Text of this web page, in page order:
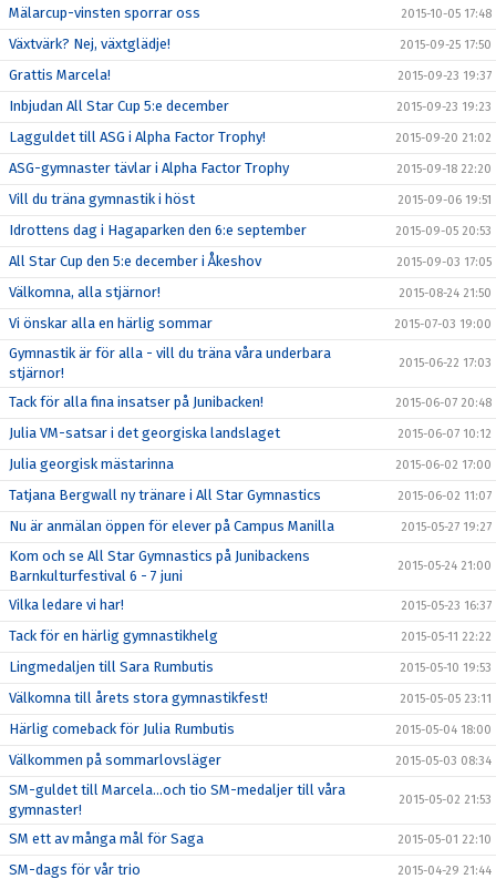
Mälarcup-vinsten sporrar oss 2015-10-05 17:48
Växtvärk? Nej, växtglädje! 2015-09-25 17:50
Grattis Marcela! 2015-09-23 19:37
Inbjudan All Star Cup 5:e december 2015-09-23 19:23
Lagguldet till ASG i Alpha Factor Trophy! 2015-09-20 21:02
ASG-gymnaster tävlar i Alpha Factor Trophy 2015-09-18 22:20
Vill du träna gymnastik i höst 2015-09-06 19:51
Idrottens dag i Hagaparken den 6:e september 2015-09-05 20:53
All Star Cup den 5:e december i Åkeshov 2015-09-03 17:05
Välkomna, alla stjärnor! 2015-08-24 21:50
Vi önskar alla en härlig sommar 2015-07-03 19:00
Gymnastik är för alla - vill du träna våra underbara
stjärnor!
2015-06-22 17:03
Tack för alla fina insatser på Junibacken! 2015-06-07 20:48
Julia VM-satsar i det georgiska landslaget 2015-06-07 10:12
Julia georgisk mästarinna 2015-06-02 17:00
Tatjana Bergwall ny tränare i All Star Gymnastics 2015-06-02 11:07
Nu är anmälan öppen för elever på Campus Manilla 2015-05-27 19:27
Kom och se All Star Gymnastics på Junibackens
Barnkulturfestival 6 - 7 juni
2015-05-24 21:00
Vilka ledare vi har! 2015-05-23 16:37
Tack för en härlig gymnastikhelg 2015-05-11 22:22
Lingmedaljen till Sara Rumbutis 2015-05-10 19:53
Välkomna till årets stora gymnastikfest! 2015-05-05 23:11
Härlig comeback för Julia Rumbutis 2015-05-04 18:00
Välkommen på sommarlovsläger 2015-05-03 08:34
SM-guldet till Marcela...och tio SM-medaljer till våra
gymnaster!
2015-05-02 21:53
SM ett av många mål för Saga 2015-05-01 22:10
SM-dags för vår trio 2015-04-29 21:44